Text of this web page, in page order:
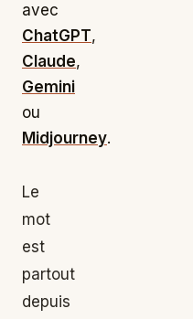
avec
ChatGPT,
Claude,
Gemini
ou
Midjourney.
Le
mot
est
partout
depuis